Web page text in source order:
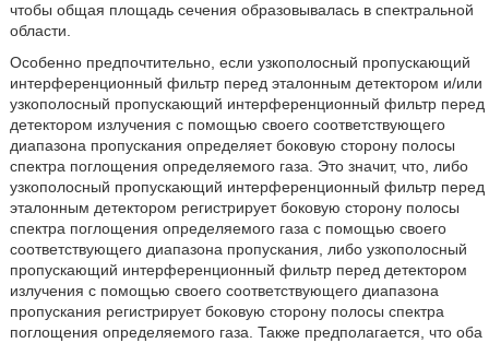
чтобы общая площадь сечения образовывалась в спектральной
области.
Особенно предпочтительно, если узкополосный пропускающий
интерференционный фильтр перед эталонным детектором и/или
узкополосный пропускающий интерференционный фильтр перед
детектором излучения с помощью своего соответствующего
диапазона пропускания определяет боковую сторону полосы
спектра поглощения определяемого газа. Это значит, что, либо
узкополосный пропускающий интерференционный фильтр перед
эталонным детектором регистрирует боковую сторону полосы
спектра поглощения определяемого газа с помощью своего
соответствующего диапазона пропускания, либо узкополосный
пропускающий интерференционный фильтр перед детектором
излучения с помощью своего соответствующего диапазона
пропускания регистрирует боковую сторону полосы спектра
поглощения определяемого газа. Также предполагается, что оба